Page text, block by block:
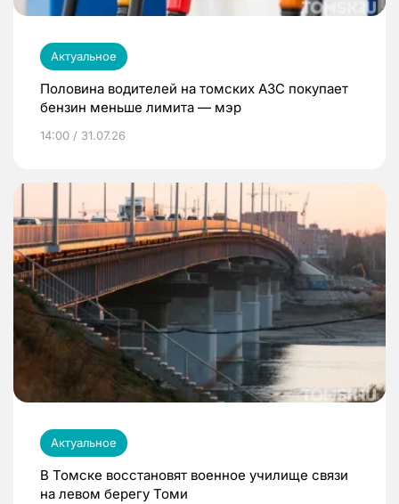
Актуальное
Половина водителей на томских АЗС покупает
бензин меньше лимита — мэр
14:00 / 31.07.26
Актуальное
В Томске восстановят военное училище связи
на левом берегу Томи